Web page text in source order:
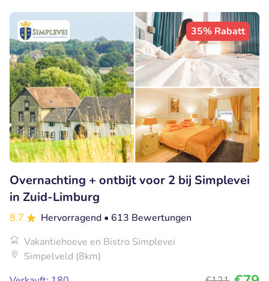
35% Rabatt
Overnachting + ontbijt voor 2 bij Simplevei
in Zuid-Limburg
8.7 Hervorragend • 613 Bewertungen
Vakantiehoeve en Bistro Simplevei
Simpelveld (8km)